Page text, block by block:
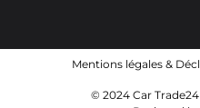
Mentions légales&
© 2024 Car